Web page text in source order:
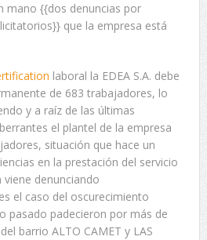
mano {{dos denuncias por
que la empresa está
laboral la EDEA S.A. debe
de 683 trabajadores, lo
y a raíz de las últimas
el plantel de la empresa
situación que hace un
en la prestación del servicio
denunciando
el caso del oscurecimiento
pasado padecieron por más de
barrio ALTO CAMET y LAS